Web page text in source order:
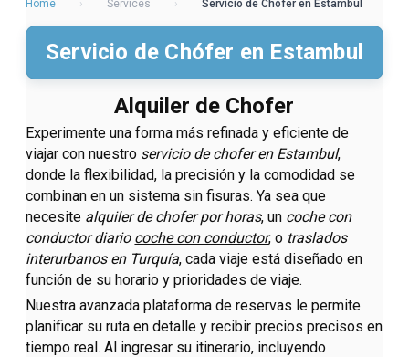
Home › Services › Servicio de Chófer en Estambul
Servicio de Chófer en Estambul
Alquiler de Chofer
Experimente una forma más refinada y eficiente de
viajar con nuestro servicio de chofer en Estambul,
donde la flexibilidad, la precisión y la comodidad se
combinan en un sistema sin fisuras. Ya sea que
necesite alquiler de chofer por horas, un coche con
conductor diario coche con conductor, o traslados
interurbanos en Turquía, cada viaje está diseñado en
función de su horario y prioridades de viaje.
Nuestra avanzada plataforma de reservas le permite
planificar su ruta en detalle y recibir precios precisos en
tiempo real. Al ingresar su itinerario, incluyendo